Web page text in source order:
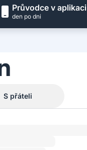
Průvodce v aplikaci
den po dni
S přáteli